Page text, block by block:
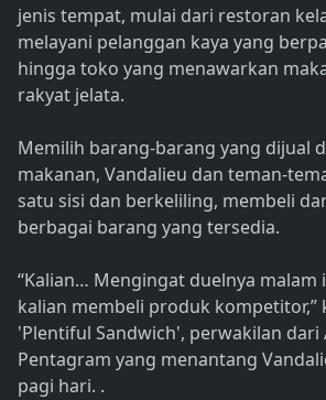
jenis tempat, mulai dari restoran
melayani pelanggan kaya yang
hingga toko yang menawarkan
rakyat jelata.
Memilih barang-barang yang dijual
makanan, Vandalieu dan teman-
satu sisi dan berkeliling, membeli
berbagai barang yang tersedia.
“Kalian… Mengingat duelnya malam
kalian membeli produk kompetitor,”
'Plentiful Sandwich', perwakilan dari
Pentagram yang menantang
pagi hari. .